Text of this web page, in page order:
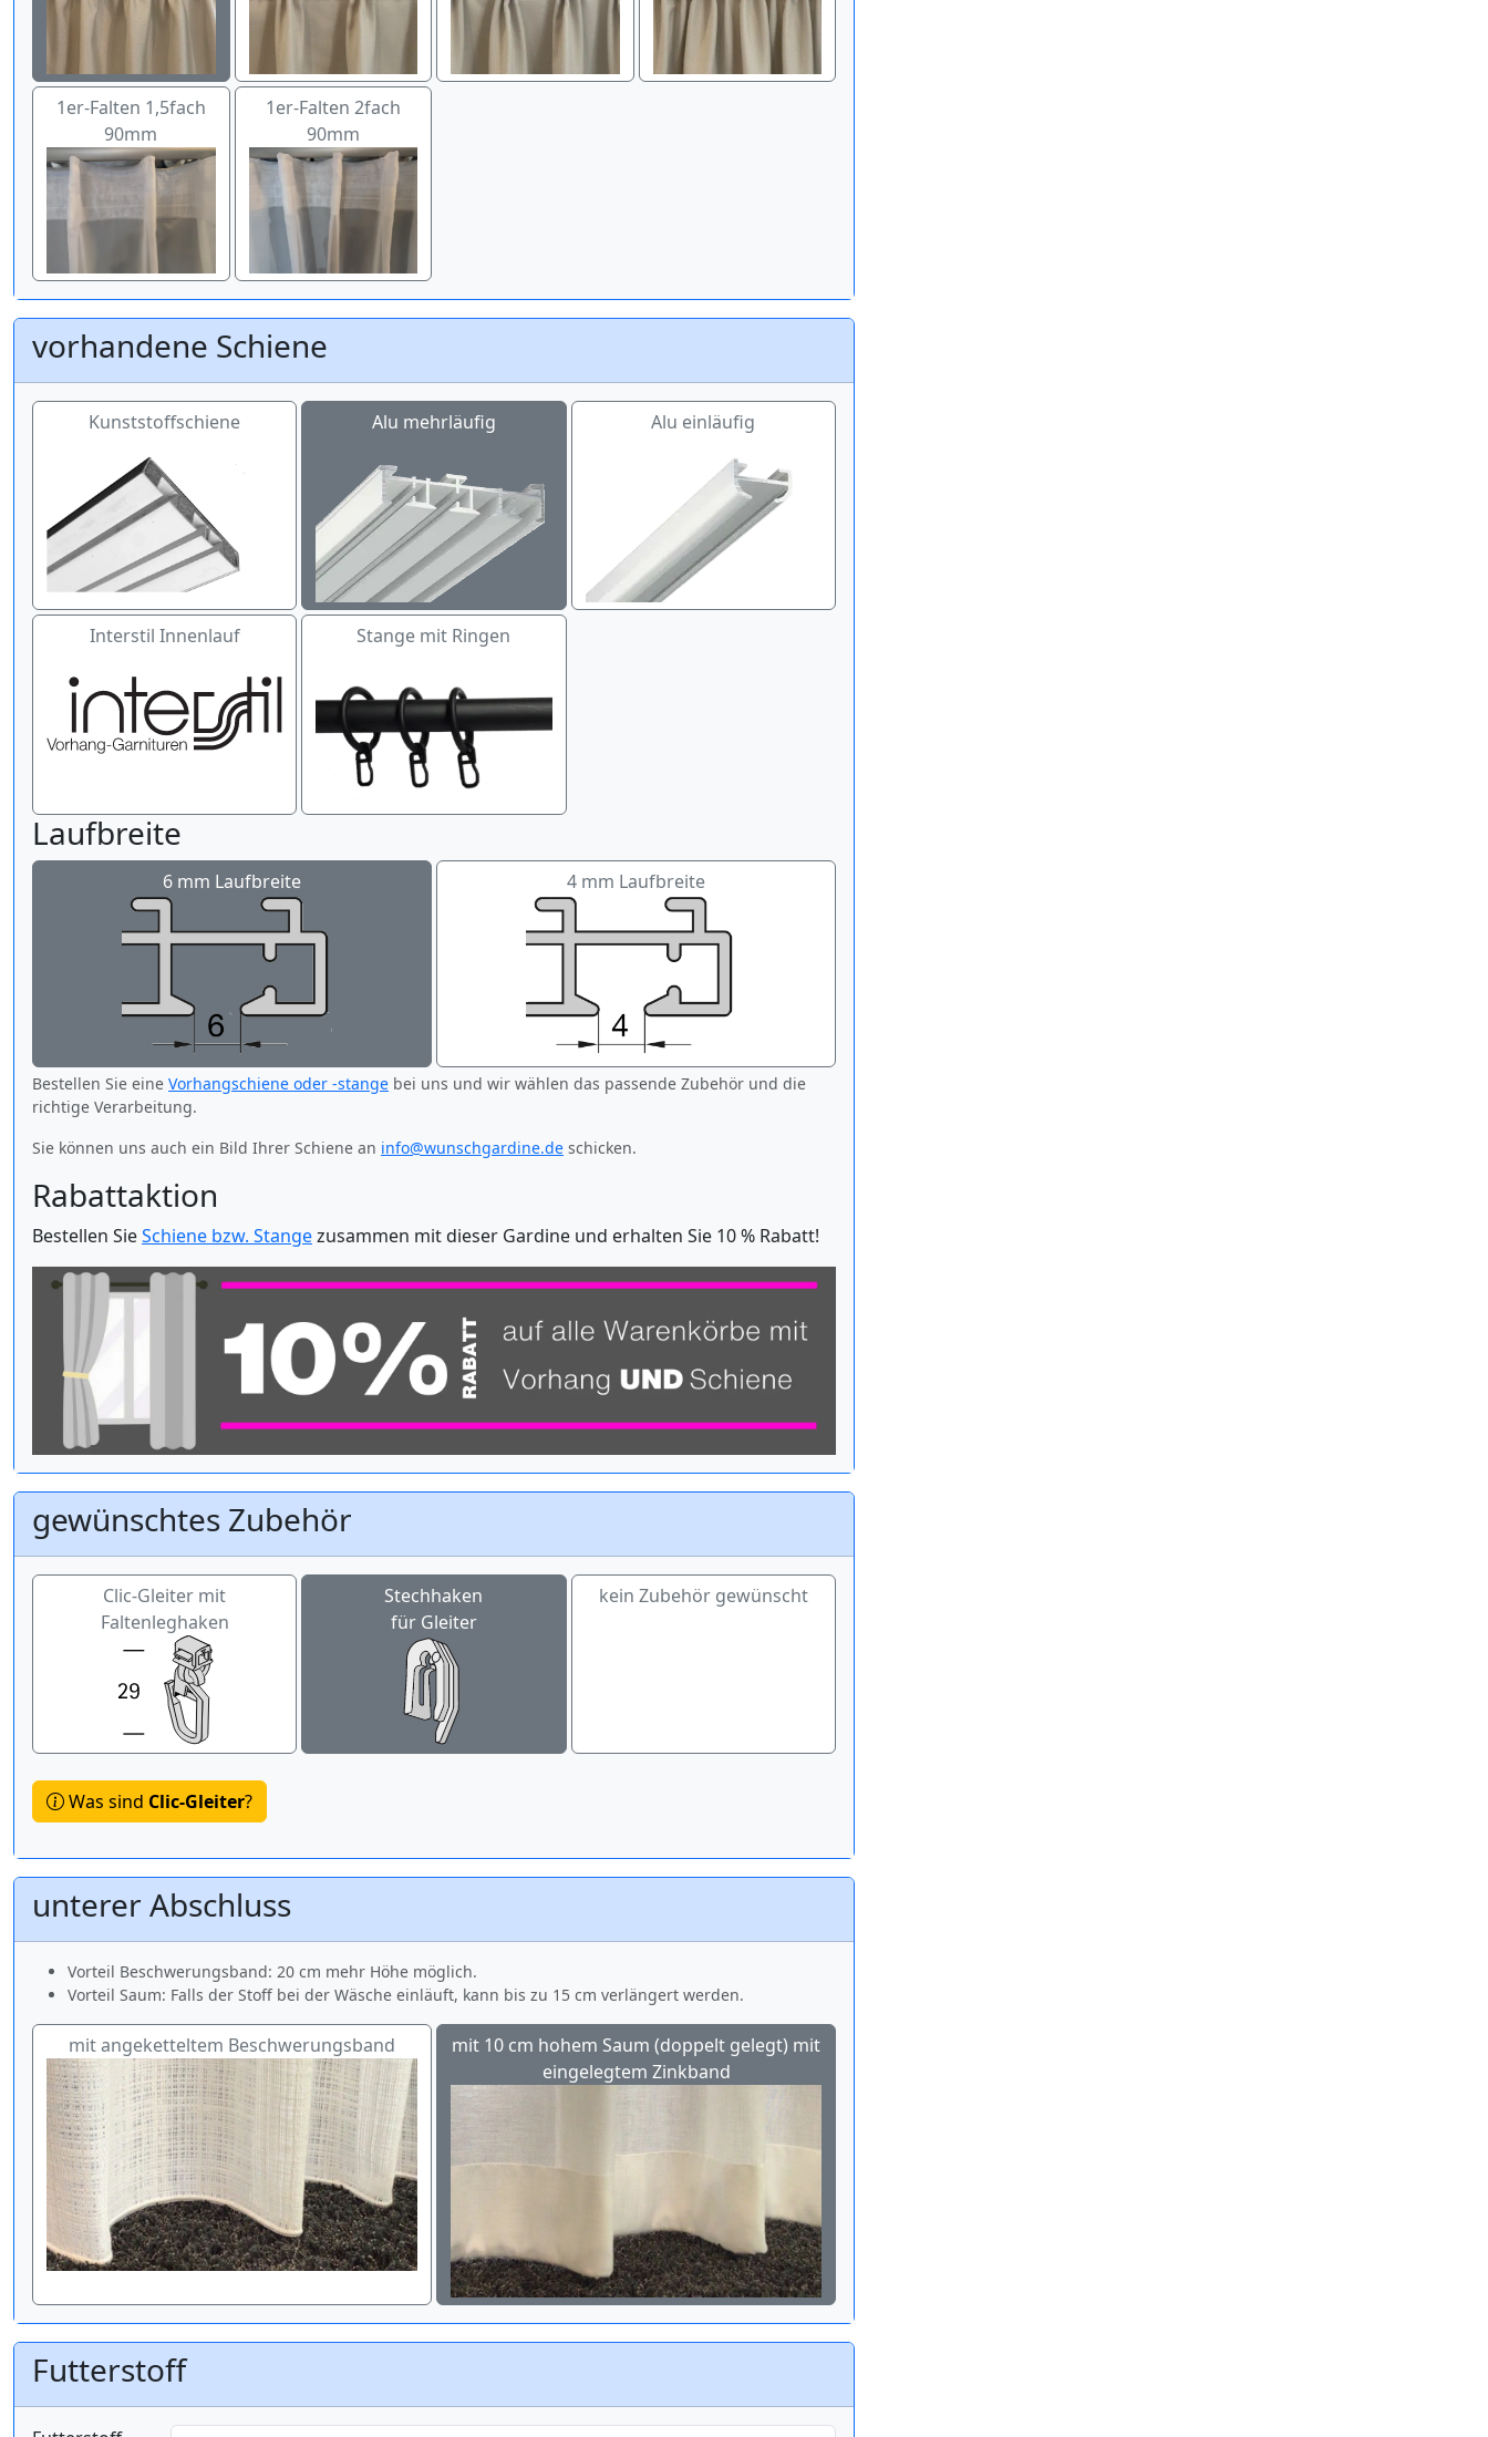
1er-Falten 1,5fach
90mm
1er-Falten 2fach
90mm
vorhandene Schiene
Kunststoffschiene Alu mehrläufig Alu einläufig
Interstil Innenlauf Stange mit Ringen
Laufbreite
6 mm Laufbreite 4 mm Laufbreite
Bestellen Sie eine Vorhangschiene oder -stange bei uns und wir wählen das passende Zubehör und die
richtige Verarbeitung.
Sie können uns auch ein Bild Ihrer Schiene an info@wunschgardine.de schicken.
Rabattaktion
Bestellen SieSchiene bzw. Stangezusammen mit dieser Gardine und erhalten Sie 10 % Rabatt!
gewünschtes Zubehör
Clic-Gleiter mit
Faltenleghaken
Stechhaken
für Gleiter
kein Zubehör gewünscht
Was sind Clic-Gleiter?
unterer Abschluss
Vorteil Beschwerungsband: 20 cm mehr Höhe möglich.
Vorteil Saum: Falls der Stoff bei der Wäsche einläuft, kann bis zu 15 cm verlängert werden.
mit angeketteltem Beschwerungsband
mit 10 cm hohem Saum (doppelt gelegt) mit
eingelegtem Zinkband
Futterstoff